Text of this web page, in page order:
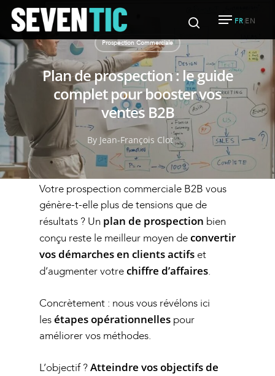
Hit enter to search or ESC to close
FR EN
Prospection Commerciale
Plan de prospection : le guide
complet pour booster vos
ventes B2B
By Jean-François Clot
Votre prospection commerciale B2B vous
génère-t-elle plus de tensions que de
résultats ? Un plan de prospection bien
conçu reste le meilleur moyen deconvertir
vos démarches en clients actifs et
d’augmenter votrechiffre d’affaires.
Concrètement : nous vous révélons ici
lesétapes opérationnelles pour
améliorer vos méthodes.
L’objectif ?Atteindre vos objectifs de